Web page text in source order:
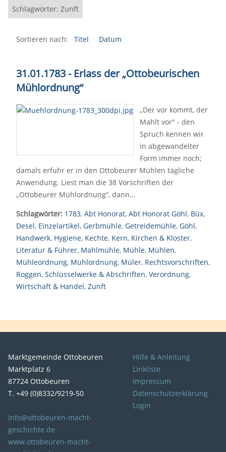
Schlagwörter: Zunft
Sortieren nach: Titel Datum
31.01.1783 - Erlass der „Ottobeurischen
Mühlordnung“
„Der vor kommt, der
Mahlt vor" - den
Spruch kennen wir
in abgewandelter
Form immer noch;
damals erfuhr er in den Ottobeurer Mühlen tägliche
Anwendung. Liest man die 38 Vorschriften der
„Ottobeurer Mühlordnung“, dann…
Schlagwörter: 1783, Abt Honorat, Abt Honorat Göhl, Büx,
Desel, Einzelartikel, Gerbmühle, Getreidemühle, Göhl,
Handwerk, Hygiene, Kechte, Kern, Kirchen & Kloster,
Literatur & Führer, Mahlmühle, Mühle, Mühlen,
Mühleordnung, Mühlordnung, Müler, Rechtsvorschriften,
Roggen, Schlüsselwerke & Abschriften, Verordnung,
Wirtschaft & Handel, Zunft
Marktgemeinde Ottobeuren
Marktplatz 6
87724 Ottobeuren
T. +49 (0)8332/9219-50
info@ottobeuren-macht-
geschichte.de
www.ottobeuren-macht-
Hilfe & Anleitung
Linkliste
Impressum
Datenschutzerklärung
Login